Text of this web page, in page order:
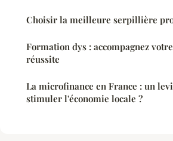
Choisir la meilleure serpillière
Formation dys : accompagnez
réussite
La microfinance en France : un
stimuler l'économie locale ?